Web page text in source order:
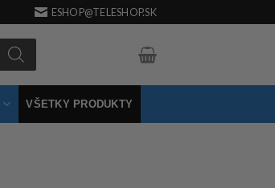
ESHOP@TELESHOP.SK
VŠETKY PRODUKTY